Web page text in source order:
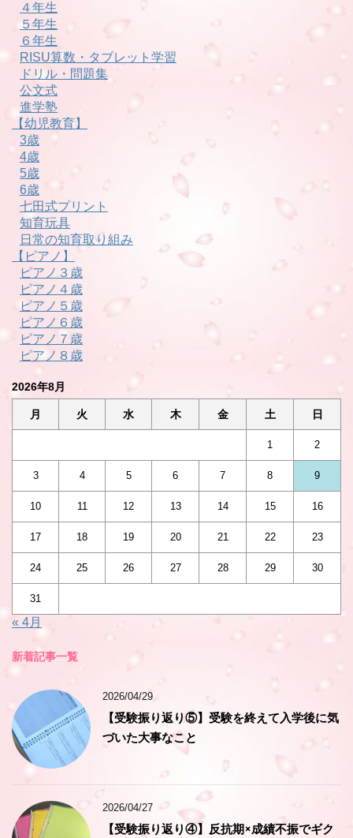
４年生
５年生
６年生
RISU算数・タブレット学習
ドリル・問題集
公文式
進学塾
【幼児教育】
3歳
4歳
5歳
6歳
七田式プリント
知育玩具
日常の知育取り組み
【ピアノ】
ピアノ３歳
ピアノ４歳
ピアノ５歳
ピアノ６歳
ピアノ７歳
ピアノ８歳
2026年8月
月 火 水 木 金 土 日
1 2
3 4 5 6 7 8 9
10 11 12 13 14 15 16
17 18 19 20 21 22 23
24 25 26 27 28 29 30
31
« 4月
新着記事一覧
2026/04/29
【受験振り返り⑤】受験を終えて入学後に気
づいた大事なこと
2026/04/27
【受験振り返り④】反抗期×成績不振でギク